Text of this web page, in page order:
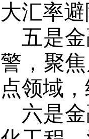
大汇率
五是
警，聚
点领域
六是